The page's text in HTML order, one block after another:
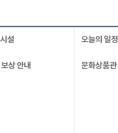
설 오늘의 일정
상 안내 문화상품관